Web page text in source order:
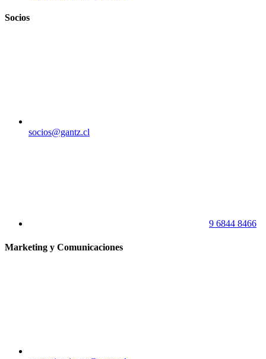
Socios
socios@gantz.cl
9 6844 8466
Marketing y Comunicaciones